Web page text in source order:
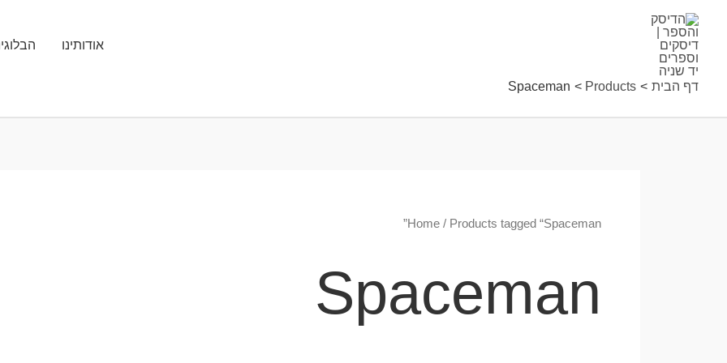
אודותינו
דף הבית Products
Spaceman
Home / Products tagged “Spaceman”
Spaceman